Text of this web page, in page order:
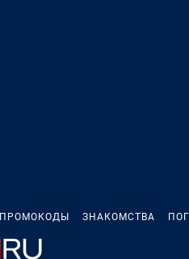
ПРОМОКОДЫ ЗНАКОМСТВА